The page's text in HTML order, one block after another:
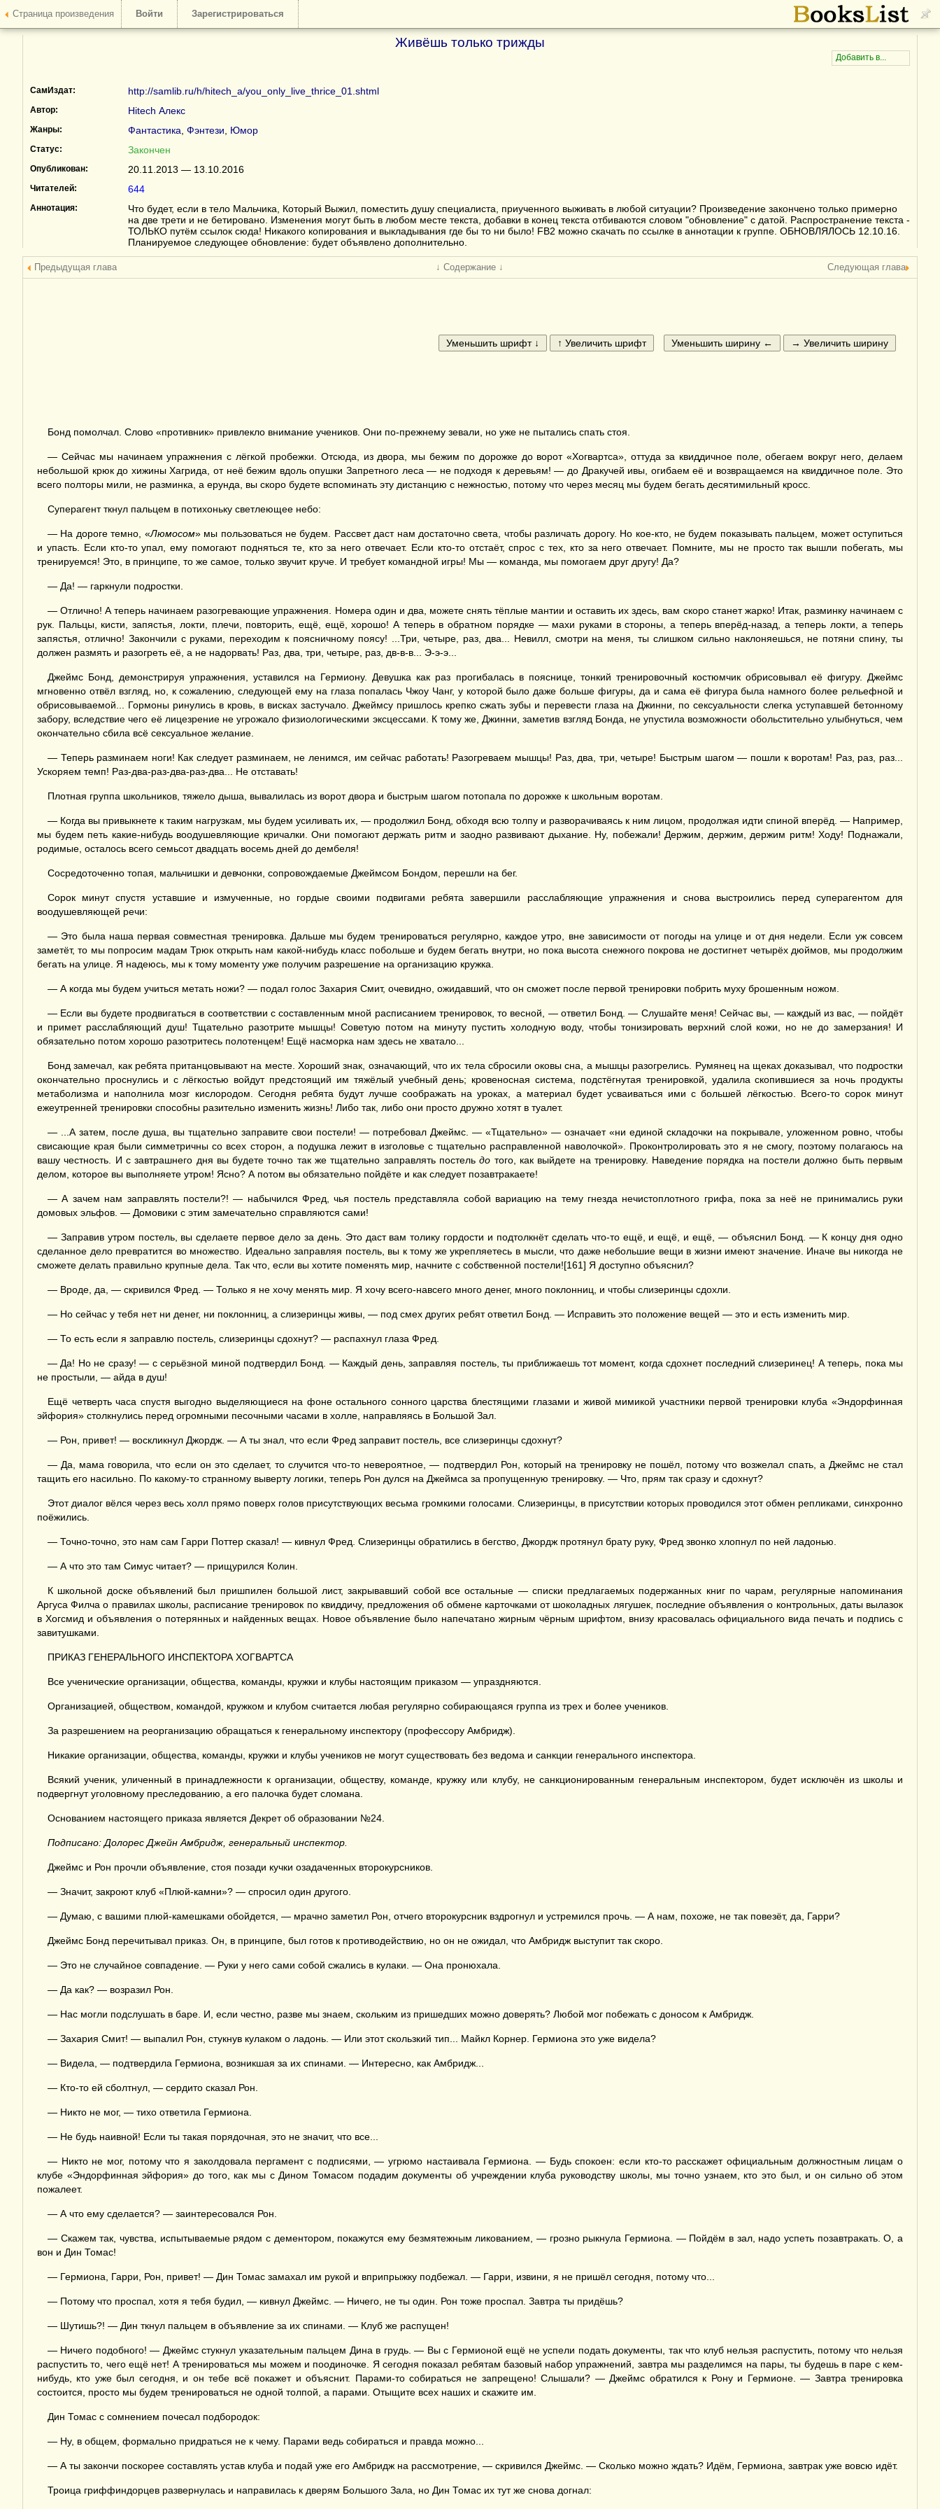
Страница произведения Войти Зарегистрироваться
Живёшь только трижды
СамИздат: http://samlib.ru/h/hitech_a/you_only_live_thrice_01.shtml
Автор: Hitech Алекс
Жанры: Фантастика Фэнтези Юмор
Статус: Закончен
Опубликован: 20.11.2013 — 13.10.2016
Читателей: 644
Аннотация:
Что будет, если в тело Мальчика, Который Выжил, поместить душу специалиста, приученного выживать в любой ситуации? Произведение закончено только примерно
на две трети и не бетировано. Изменения могут быть в любом месте текста, добавки в конец текста отбиваются словом "обновление" с датой. Распространение текста -
ТОЛЬКО путём ссылок сюда! Никакого копирования и выкладывания где бы то ни было! FB2 можно скачать по ссылке в аннотации к группе. ОБНОВЛЯЛОСЬ 12.10.16.
Планируемое следующее обновление: будет объявлено дополнительно.
Предыдущая глава ↓ Содержание ↓ Следующая глава
Бонд помолчал. Слово «противник» привлекло внимание учеников. Они по-прежнему зевали, но уже не пытались спать стоя.
— Сейчас мы начинаем упражнения с лёгкой пробежки. Отсюда, из двора, мы бежим по дорожке до ворот «Хогвартса», оттуда за квиддичное поле, обегаем вокруг него, делаем
небольшой крюк до хижины Хагрида, от неё бежим вдоль опушки Запретного леса — не подходя к деревьям! — до Дракучей ивы, огибаем её и возвращаемся на квиддичное поле. Это
всего полторы мили, не разминка, а ерунда, вы скоро будете вспоминать эту дистанцию с нежностью, потому что через месяц мы будем бегать десятимильный кросс.
Суперагент ткнул пальцем в потихоньку светлеющее небо:
— На дороге темно, «Люмосом» мы пользоваться не будем. Рассвет даст нам достаточно света, чтобы различать дорогу. Но кое-кто, не будем показывать пальцем, может оступиться
и упасть. Если кто-то упал, ему помогают подняться те, кто за него отвечает. Если кто-то отстаёт, спрос с тех, кто за него отвечает. Помните, мы не просто так вышли побегать, мы
тренируемся! Это, в принципе, то же самое, только звучит круче. И требует командной игры! Мы — команда, мы помогаем друг другу! Да?
— Да! — гаркнули подростки.
— Отлично! А теперь начинаем разогревающие упражнения. Номера один и два, можете снять тёплые мантии и оставить их здесь, вам скоро станет жарко! Итак, разминку начинаем с
рук. Пальцы, кисти, запястья, локти, плечи, повторить, ещё, ещё, хорошо! А теперь в обратном порядке — махи руками в стороны, а теперь вперёд-назад, а теперь локти, а теперь
запястья, отлично! Закончили с руками, переходим к поясничному поясу! ...Три, четыре, раз, два... Невилл, смотри на меня, ты слишком сильно наклоняешься, не потяни спину, ты
должен размять и разогреть её, а не надорвать! Раз, два, три, четыре, раз, дв-в-в... Э-э-э...
Джеймс Бонд, демонстрируя упражнения, уставился на Гермиону. Девушка как раз прогибалась в пояснице, тонкий тренировочный костюмчик обрисовывал её фигуру. Джеймс
мгновенно отвёл взгляд, но, к сожалению, следующей ему на глаза попалась Чжоу Чанг, у которой было даже больше фигуры, да и сама её фигура была намного более рельефной и
обрисовываемой... Гормоны ринулись в кровь, в висках застучало. Джеймсу пришлось крепко сжать зубы и перевести глаза на Джинни, по сексуальности слегка уступавшей бетонному
забору, вследствие чего её лицезрение не угрожало физиологическими эксцессами. К тому же, Джинни, заметив взгляд Бонда, не упустила возможности обольстительно улыбнуться, чем
окончательно сбила всё сексуальное желание.
— Теперь разминаем ноги! Как следует разминаем, не ленимся, им сейчас работать! Разогреваем мышцы! Раз, два, три, четыре! Быстрым шагом — пошли к воротам! Раз, раз, раз...
Ускоряем темп! Раз-два-раз-два-раз-два... Не отставать!
Плотная группа школьников, тяжело дыша, вывалилась из ворот двора и быстрым шагом потопала по дорожке к школьным воротам.
— Когда вы привыкнете к таким нагрузкам, мы будем усиливать их, — продолжил Бонд, обходя всю толпу и разворачиваясь к ним лицом, продолжая идти спиной вперёд. — Например,
мы будем петь какие-нибудь воодушевляющие кричалки. Они помогают держать ритм и заодно развивают дыхание. Ну, побежали! Держим, держим, держим ритм! Ходу! Поднажали,
родимые, осталось всего семьсот двадцать восемь дней до дембеля!
Сосредоточенно топая, мальчишки и девчонки, сопровождаемые Джеймсом Бондом, перешли на бег.
Сорок минут спустя уставшие и измученные, но гордые своими подвигами ребята завершили расслабляющие упражнения и снова выстроились перед суперагентом для
воодушевляющей речи:
— Это была наша первая совместная тренировка. Дальше мы будем тренироваться регулярно, каждое утро, вне зависимости от погоды на улице и от дня недели. Если уж совсем
заметёт, то мы попросим мадам Трюк открыть нам какой-нибудь класс побольше и будем бегать внутри, но пока высота снежного покрова не достигнет четырёх дюймов, мы продолжим
бегать на улице. Я надеюсь, мы к тому моменту уже получим разрешение на организацию кружка.
— А когда мы будем учиться метать ножи? — подал голос Захария Смит, очевидно, ожидавший, что он сможет после первой тренировки побрить муху брошенным ножом.
— Если вы будете продвигаться в соответствии с составленным мной расписанием тренировок, то весной, — ответил Бонд. — Слушайте меня! Сейчас вы, — каждый из вас, — пойдёт
и примет расслабляющий душ! Тщательно разотрите мышцы! Советую потом на минуту пустить холодную воду, чтобы тонизировать верхний слой кожи, но не до замерзания! И
обязательно потом хорошо разотритесь полотенцем! Ещё насморка нам здесь не хватало...
Бонд замечал, как ребята пританцовывают на месте. Хороший знак, означающий, что их тела сбросили оковы сна, а мышцы разогрелись. Румянец на щеках доказывал, что подростки
окончательно проснулись и с лёгкостью войдут предстоящий им тяжёлый учебный день; кровеносная система, подстёгнутая тренировкой, удалила скопившиеся за ночь продукты
метаболизма и наполнила мозг кислородом. Сегодня ребята будут лучше соображать на уроках, а материал будет усваиваться ими с большей лёгкостью. Всего-то сорок минут
ежеутренней тренировки способны разительно изменить жизнь! Либо так, либо они просто дружно хотят в туалет.
— ...А затем, после душа, вы тщательно заправите свои постели! — потребовал Джеймс. — «Тщательно» — означает «ни единой складочки на покрывале, уложенном ровно, чтобы
свисающие края были симметричны со всех сторон, а подушка лежит в изголовье с тщательно расправленной наволочкой». Проконтролировать это я не смогу, поэтому полагаюсь на
вашу честность. И с завтрашнего дня вы будете точно так же тщательно заправлять постельдо того, как выйдете на тренировку. Наведение порядка на постели должно быть первым
делом, которое вы выполняете утром! Ясно? А потом вы обязательно пойдёте и как следует позавтракаете!
— А зачем нам заправлять постели?! — набычился Фред, чья постель представляла собой вариацию на тему гнезда нечистоплотного грифа, пока за неё не принимались руки
домовых эльфов. — Домовики с этим замечательно справляются сами!
— Заправив утром постель, вы сделаете первое дело за день. Это даст вам толику гордости и подтолкнёт сделать что-то ещё, и ещё, и ещё, — объяснил Бонд. — К концу дня одно
сделанное дело превратится во множество. Идеально заправляя постель, вы к тому же укрепляетесь в мысли, что даже небольшие вещи в жизни имеют значение. Иначе вы никогда не
сможете делать правильно крупные дела. Так что, если вы хотите поменять мир, начните с собственной постели![161] Я доступно объяснил?
— Вроде, да, — скривился Фред. — Только я не хочу менять мир. Я хочу всего-навсего много денег, много поклонниц, и чтобы слизеринцы сдохли.
— Но сейчас у тебя нет ни денег, ни поклонниц, а слизеринцы живы, — под смех других ребят ответил Бонд. — Исправить это положение вещей — это и есть изменить мир.
— То есть если я заправлю постель, слизеринцы сдохнут? — распахнул глаза Фред.
— Да! Но не сразу! — с серьёзной миной подтвердил Бонд. — Каждый день, заправляя постель, ты приближаешь тот момент, когда сдохнет последний слизеринец! А теперь, пока мы
не простыли, — айда в душ!
Ещё четверть часа спустя выгодно выделяющиеся на фоне остального сонного царства блестящими глазами и живой мимикой участники первой тренировки клуба «Эндорфинная
эйфория» столкнулись перед огромными песочными часами в холле, направляясь в Большой Зал.
— Рон, привет! — воскликнул Джордж. — А ты знал, что если Фред заправит постель, все слизеринцы сдохнут?
— Да, мама говорила, что если он это сделает, то случится что-то невероятное, — подтвердил Рон, который на тренировку не пошёл, потому что возжелал спать, а Джеймс не стал
тащить его насильно. По какому-то странному выверту логики, теперь Рон дулся на Джеймса за пропущенную тренировку. — Что, прям так сразу и сдохнут?
Этот диалог вёлся через весь холл прямо поверх голов присутствующих весьма громкими голосами. Слизеринцы, в присутствии которых проводился этот обмен репликами, синхронно
поёжились.
— Точно-точно, это нам сам Гарри Поттер сказал! — кивнул Фред. Слизеринцы обратились в бегство, Джордж протянул брату руку, Фред звонко хлопнул по ней ладонью.
— А что это там Симус читает? — прищурился Колин.
К школьной доске объявлений был пришпилен большой лист, закрывавший собой все остальные — списки предлагаемых подержанных книг по чарам, регулярные напоминания
Аргуса Филча о правилах школы, расписание тренировок по квиддичу, предложения об обмене карточками от шоколадных лягушек, последние объявления о контрольных, даты вылазок
в Хогсмид и объявления о потерянных и найденных вещах. Новое объявление было напечатано жирным чёрным шрифтом, внизу красовалась официального вида печать и подпись с
завитушками.
ПРИКАЗ ГЕНЕРАЛЬНОГО ИНСПЕКТОРА ХОГВАРТСА
Все ученические организации, общества, команды, кружки и клубы настоящим приказом — упраздняются.
Организацией, обществом, командой, кружком и клубом считается любая регулярно собирающаяся группа из трех и более учеников.
За разрешением на реорганизацию обращаться к генеральному инспектору (профессору Амбридж).
Никакие организации, общества, команды, кружки и клубы учеников не могут существовать без ведома и санкции генерального инспектора.
Всякий ученик, уличенный в принадлежности к организации, обществу, команде, кружку или клубу, не санкционированным генеральным инспектором, будет исключён из школы и
подвергнут уголовному преследованию, а его палочка будет сломана.
Основанием настоящего приказа является Декрет об образовании №24.
Подписано: Долорес Джейн Амбридж, генеральный инспектор.
Джеймс и Рон прочли объявление, стоя позади кучки озадаченных второкурсников.
— Значит, закроют клуб «Плюй-камни»? — спросил один другого.
— Думаю, с вашими плюй-камешками обойдется, — мрачно заметил Рон, отчего второкурсник вздрогнул и устремился прочь. — А нам, похоже, не так повезёт, да, Гарри?
Джеймс Бонд перечитывал приказ. Он, в принципе, был готов к противодействию, но он не ожидал, что Амбридж выступит так скоро.
— Это не случайное совпадение. — Руки у него сами собой сжались в кулаки. — Она пронюхала.
— Да как? — возразил Рон.
— Нас могли подслушать в баре. И, если честно, разве мы знаем, скольким из пришедших можно доверять? Любой мог побежать с доносом к Амбридж.
— Захария Смит! — выпалил Рон, стукнув кулаком о ладонь. — Или этот скользкий тип... Майкл Корнер. Гермиона это уже видела?
— Видела, — подтвердила Гермиона, возникшая за их спинами. — Интересно, как Амбридж...
— Кто-то ей сболтнул, — сердито сказал Рон.
— Никто не мог, — тихо ответила Гермиона.
— Не будь наивной! Если ты такая порядочная, это не значит, что все...
— Никто не мог, потому что я заколдовала пергамент с подписями, — угрюмо настаивала Гермиона. — Будь спокоен: если кто-то расскажет официальным должностным лицам о
клубе «Эндорфинная эйфория» до того, как мы с Дином Томасом подадим документы об учреждении клуба руководству школы, мы точно узнаем, кто это был, и он сильно об этом
пожалеет.
— А что ему сделается? — заинтересовался Рон.
— Скажем так, чувства, испытываемые рядом с дементором, покажутся ему безмятежным ликованием, — грозно рыкнула Гермиона. — Пойдём в зал, надо успеть позавтракать. О, а
вон и Дин Томас!
— Гермиона, Гарри, Рон, привет! — Дин Томас замахал им рукой и вприпрыжку подбежал. — Гарри, извини, я не пришёл сегодня, потому что...
— Потому что проспал, хотя я тебя будил, — кивнул Джеймс. — Ничего, не ты один. Рон тоже проспал. Завтра ты придёшь?
— Шутишь?! — Дин ткнул пальцем в объявление за их спинами. — Клуб же распущен!
— Ничего подобного! — Джеймс стукнул указательным пальцем Дина в грудь. — Вы с Гермионой ещё не успели подать документы, так что клуб нельзя распустить, потому что нельзя
распустить то, чего ещё нет! А тренироваться мы можем и поодиночке. Я сегодня показал ребятам базовый набор упражнений, завтра мы разделимся на пары, ты будешь в паре с кем-
нибудь, кто уже был сегодня, и он тебе всё покажет и объяснит. Парами-то собираться не запрещено! Слышали? — Джеймс обратился к Рону и Гермионе. — Завтра тренировка
состоится, просто мы будем тренироваться не одной толпой, а парами. Отыщите всех наших и скажите им.
Дин Томас с сомнением почесал подбородок:
— Ну, в общем, формально придраться не к чему. Парами ведь собираться и правда можно...
— А ты закончи поскорее составлять устав клуба и подай уже его Амбридж на рассмотрение, — скривился Джеймс. — Сколько можно ждать? Идём, Гермиона, завтрак уже вовсю идёт.
Троица гриффиндорцев развернулась и направилась к дверям Большого Зала, но Дин Томас их тут же снова догнал: